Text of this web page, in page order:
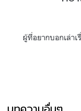
ผู้ที่อยากบอกเล่า